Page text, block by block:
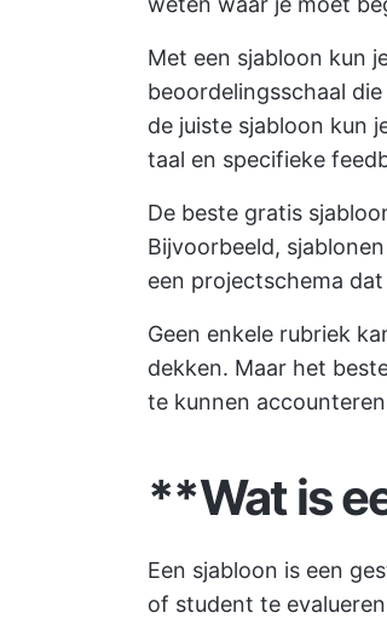
Met een sjabloon kun
beoordelingsschaal
de juiste sjabloon kun
taal en specifieke
De beste gratis
Bijvoorbeeld,
een projectschema
Geen enkele rubriek
dekken. Maar het
te kunnen
**Wat is
Een sjabloon is een
of student te